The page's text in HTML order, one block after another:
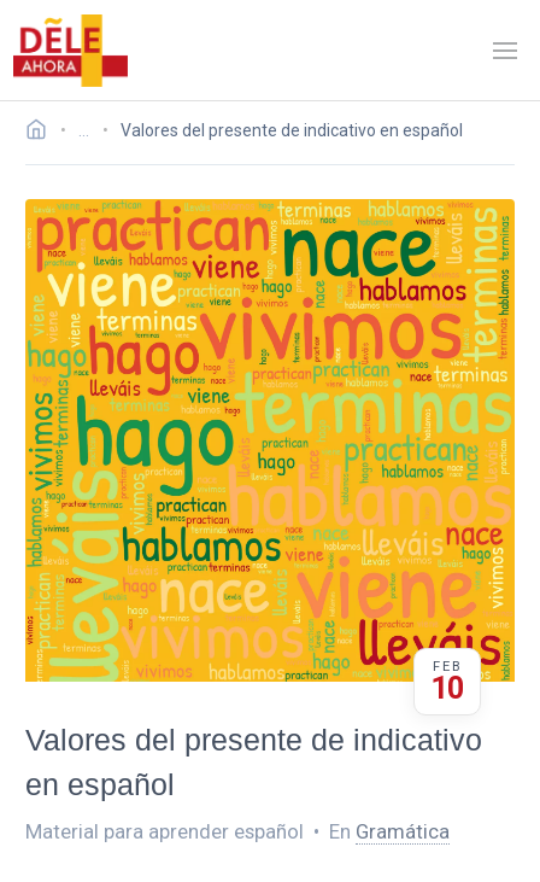
Valores del presente de indicativo en español
FEB
10
Valores del presente de indicativo
en español
Material para aprender español • En Gramática